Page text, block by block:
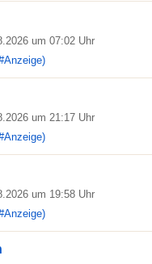
um 07:02 Uhr
um 21:17 Uhr
um 19:58 Uhr